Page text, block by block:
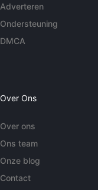
Adverteren
Ondersteuning
DMCA
Over Ons
Over ons
Ons team
Onze blog
Contact